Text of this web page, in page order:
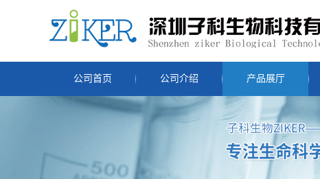
公司首页 公司介绍 产品展厅